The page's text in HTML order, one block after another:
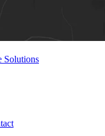
Solutions